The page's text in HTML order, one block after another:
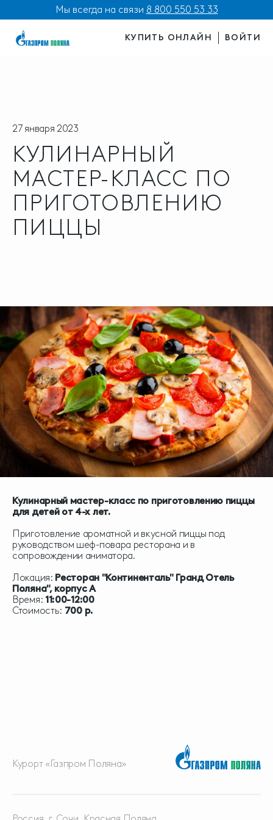
Мы всегда на связи 8 800 550 53 33
КУПИТЬ ОНЛАЙН ВОЙТИ
27 января 2023
КУЛИНАРНЫЙ
МАСТЕР-КЛАСС ПО
ПРИГОТОВЛЕНИЮ
ПИЦЦЫ
Кулинарный мастер-класс по приготовлению пиццы
для детей от 4-х лет.
Приготовление ароматной и вкусной пиццы под
руководством шеф-повара ресторана и в
сопровождении аниматора.
Локация: Ресторан "Континенталь" Гранд Отель
Поляна", корпус А
Время: 11:00-12:00
Стоимость: 700 р.
Курорт «Газпром Поляна»